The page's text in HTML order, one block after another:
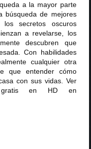
a la mayor parte
búsqueda de mejores
los secretos oscuros
a revelarse, los
descubren que
Con habilidades
cualquier otra
que entender cómo
con sus vidas. Ver
gratis en HD en